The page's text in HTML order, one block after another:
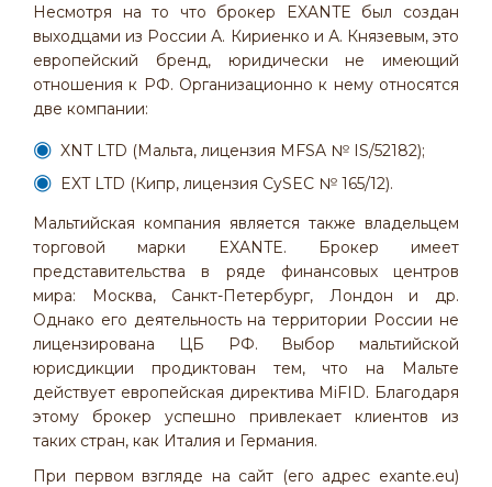
Несмотря на то что брокер EXANTE был создан
выходцами из России А. Кириенко и А. Князевым, это
европейский бренд, юридически не имеющий
отношения к РФ. Организационно к нему относятся
две компании:
XNT LTD (Мальта, лицензия MFSA № IS/52182);
EXT LTD (Кипр, лицензия CySEC № 165/12).
Мальтийская компания является также владельцем
торговой марки EXANTE. Брокер имеет
представительства в ряде финансовых центров
мира: Москва, Санкт-Петербург, Лондон и др.
Однако его деятельность на территории России не
лицензирована ЦБ РФ. Выбор мальтийской
юрисдикции продиктован тем, что на Мальте
действует европейская директива MiFID. Благодаря
этому брокер успешно привлекает клиентов из
таких стран, как Италия и Германия.
При первом взгляде на сайт (его адрес exante.eu)